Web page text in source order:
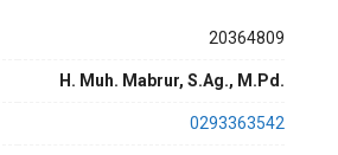
20364809
H. Muh. Mabrur, S.Ag., M.Pd.
0293363542